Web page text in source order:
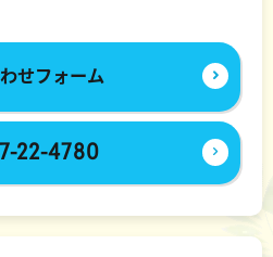
せフォーム
22-4780